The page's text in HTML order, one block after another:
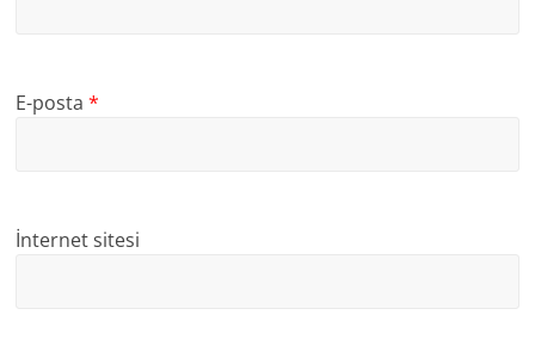
E-posta*
İnternet sitesi